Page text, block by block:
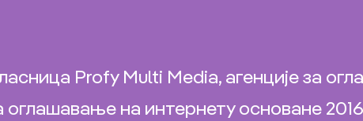
Profy Multi Меdia, агенције за
на интернету основане